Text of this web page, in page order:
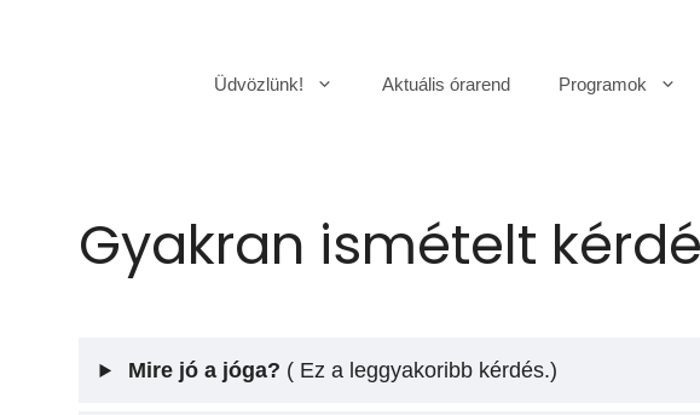
Üdvözlünk! Aktuális órarend Programok
Gyakran ismételt
Mire jó a jóga? ( Ez a leggyakoribb kérdés.)